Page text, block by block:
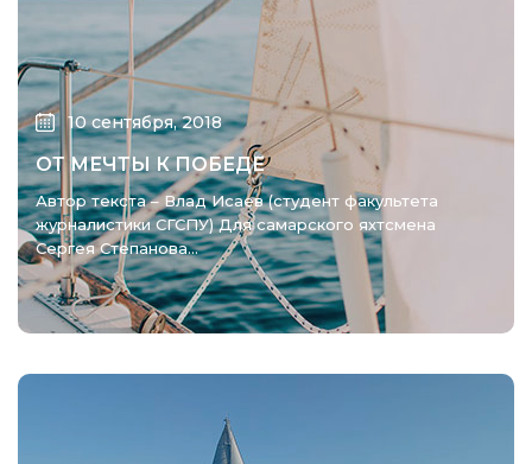
10 сентября, 2018
ОТ МЕЧТЫ К ПОБЕДЕ
Автор текста – Влад Исаев (студент факультета
журналистики СГСПУ) Для самарского яхтсмена
Сергея Степанова...